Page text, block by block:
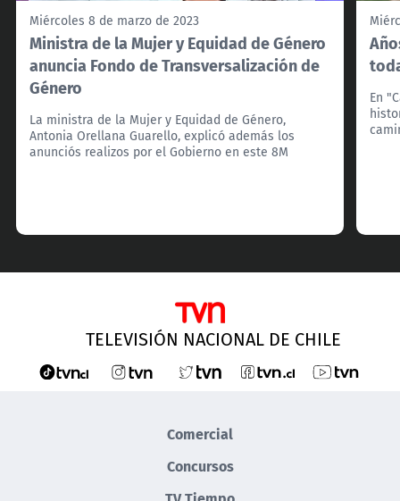
Miércoles 8 de marzo de 2023
Ministra de la Mujer y Equidad de Género
anuncia Fondo de Transversalización de
Género
La ministra de la Mujer y Equidad de Género,
Antonia Orellana Guarello, explicó además los
anunciós realizos por el Gobierno en este 8M
En
TELEVISIÓN NACIONAL DE CHILE
Comercial
Concursos